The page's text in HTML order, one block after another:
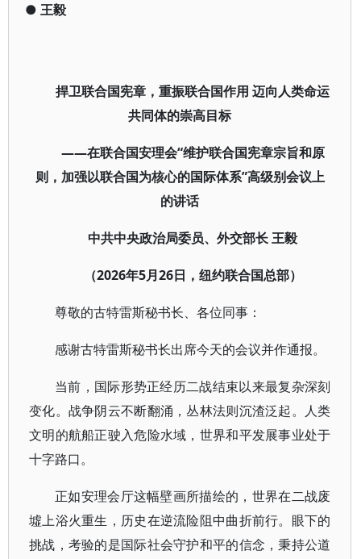
● 王毅
捍卫联合国宪章，重振联合国作用 迈向人类命运
共同体的崇高目标
——在联合国安理会“维护联合国宪章宗旨和原
则，加强以联合国为核心的国际体系”高级别会议上
的讲话
中共中央政治局委员、外交部长 王毅
（2026年5月26日，纽约联合国总部）
尊敬的古特雷斯秘书长、各位同事：
感谢古特雷斯秘书长出席今天的会议并作通报。
当前，国际形势正经历二战结束以来最复杂深刻
变化。战争阴云不断翻涌，丛林法则沉渣泛起。人类
文明的航船正驶入危险水域，世界和平发展事业处于
十字路口。
正如安理会厅这幅壁画所描绘的，世界在二战废
墟上浴火重生，历史在逆流险阻中曲折前行。眼下的
挑战，考验的是国际社会守护和平的信念，秉持公道